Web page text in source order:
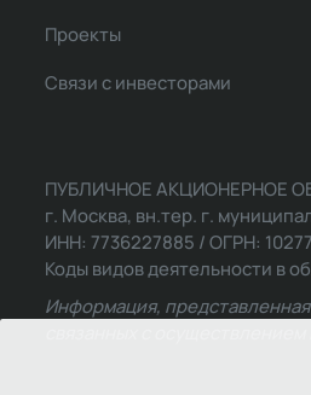
Проекты
Связи с инвесторами
ПУБЛИЧНОЕ АКЦИОНЕРНОЕ
г. Москва, вн.тер. г.
ИНН: 7736227885 / ОГРН:
Коды видов деятельности в
Информация,